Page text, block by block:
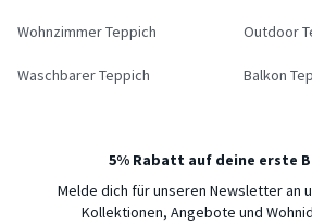
Wohnzimmer Teppich Outdoor
Waschbarer Teppich Balkon
5% Rabatt auf deine erste
Melde dich für unseren Newsletter an
Kollektionen, Angebote und